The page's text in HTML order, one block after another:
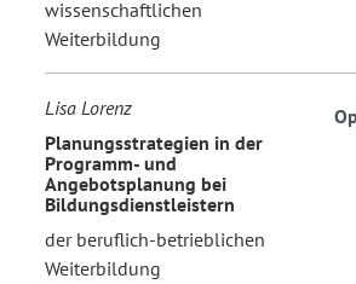
wissenschaftlichen
Weiterbildung
Lisa Lorenz
Planungsstrategien in der
Programm- und
Angebotsplanung bei
Bildungsdienstleistern
der beruflich-betrieblichen
Weiterbildung